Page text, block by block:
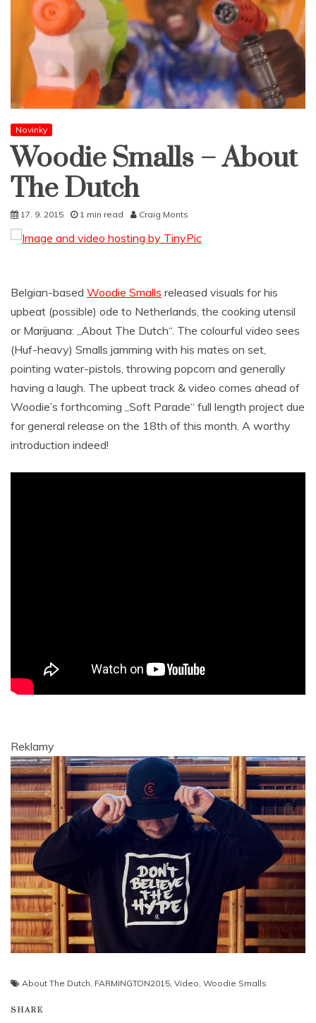
Novinky
Woodie Smalls – About
The Dutch
17. 9. 2015 1 min read Craig Monts
Belgian-based Woodie Smalls released visuals for his
upbeat (possible) ode to Netherlands, the cooking utensil
or Marijuana: „About The Dutch“. The colourful video sees
(Huf-heavy) Smalls jamming with his mates on set,
pointing water-pistols, throwing popcorn and generally
having a laugh. The upbeat track & video comes ahead of
Woodie’s forthcoming „Soft Parade“ full length project due
for general release on the 18th of this month. A worthy
introduction indeed!
Reklamy
About The Dutch FARMINGTON2015 Video Woodie Smalls
SHARE